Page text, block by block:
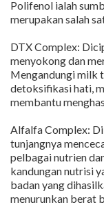
Polifenol ialah
merupakan salah
DTX Complex:
menyokong dan
Mengandungi milk
detoksifikasi hati,
membantu
Alfalfa Complex:
tunjangnya
pelbagai nutrien
kandungan nutrisi
badan yang
menurunkan berat